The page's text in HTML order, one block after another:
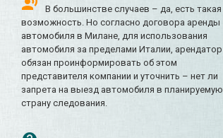
В большинстве случаев – да, есть такая
возможность. Но согласно договора аренды
автомобиля в Милане, для использования
автомобиля за пределами Италии, арендатор
обязан проинформировать об этом
представителя компании и уточнить – нет ли
запрета на выезд автомобиля в планируемую
страну следования.